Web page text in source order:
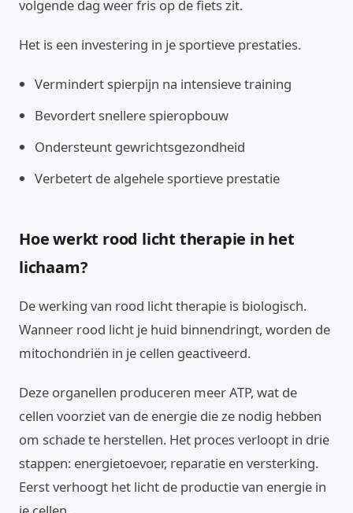
volgende dag weer fris op de fiets zit.
Het is een investering in je sportieve prestaties.
Vermindert spierpijn na intensieve training
Bevordert snellere spieropbouw
Ondersteunt gewrichtsgezondheid
Verbetert de algehele sportieve prestatie
Hoe werkt rood licht therapie in het
lichaam?
De werking van rood licht therapie is biologisch.
Wanneer rood licht je huid binnendringt, worden de
mitochondriën in je cellen geactiveerd.
Deze organellen produceren meer ATP, wat de
cellen voorziet van de energie die ze nodig hebben
om schade te herstellen. Het proces verloopt in drie
stappen: energietoevoer, reparatie en versterking.
Eerst verhoogt het licht de productie van energie in